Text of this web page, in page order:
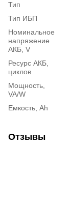
Тип
Тип ИБП
Номинальное
напряжение
АКБ, V
Ресурс АКБ,
циклов
Мощность,
VA/W
Емкость, Ah
Отзывы